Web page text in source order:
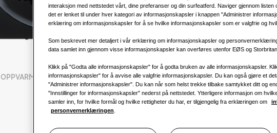
OPPVARMING : KJØLING:
interaksjon med nettstedet vårt, dine preferanser og din surfeatferd. Naviger gjennom
det er lenket til under hver kategori av informasjonskapsler i knappen "Administrer
erklæring om informasjonskapsler for å se hvilke informasjonskapsler som er valgfrie og
Som beskrevet mer detaljert i vår erklæring om informasjonskapsler og
data samlet inn gjennom visse informasjonskapsler kan overføres utenfor EØS og
Klikk på "Godta alle informasjonskapsler" for å godta bruken av alle informasjonskapsler.
informasjonskapsler" for å avvise alle valgfrie informasjonskapsler. Du kan også gjøre et
"Administrer informasjonskapsler". Du kan når som helst trekke tilbake samtykket ditt og
"Innstillinger for informasjonskapsler" nederst på nettstedet. Ytterligere informasjon om
samler inn, for hvilke formål og hvilke rettigheter du har, er tilgjengelig fra erklæringen om
personvernerklæringen